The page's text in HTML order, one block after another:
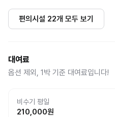
편의시설 22개 모두 보기
대여료
옵션 제외, 1박 기준 대여료입니다!
비수기 평일
210,000원